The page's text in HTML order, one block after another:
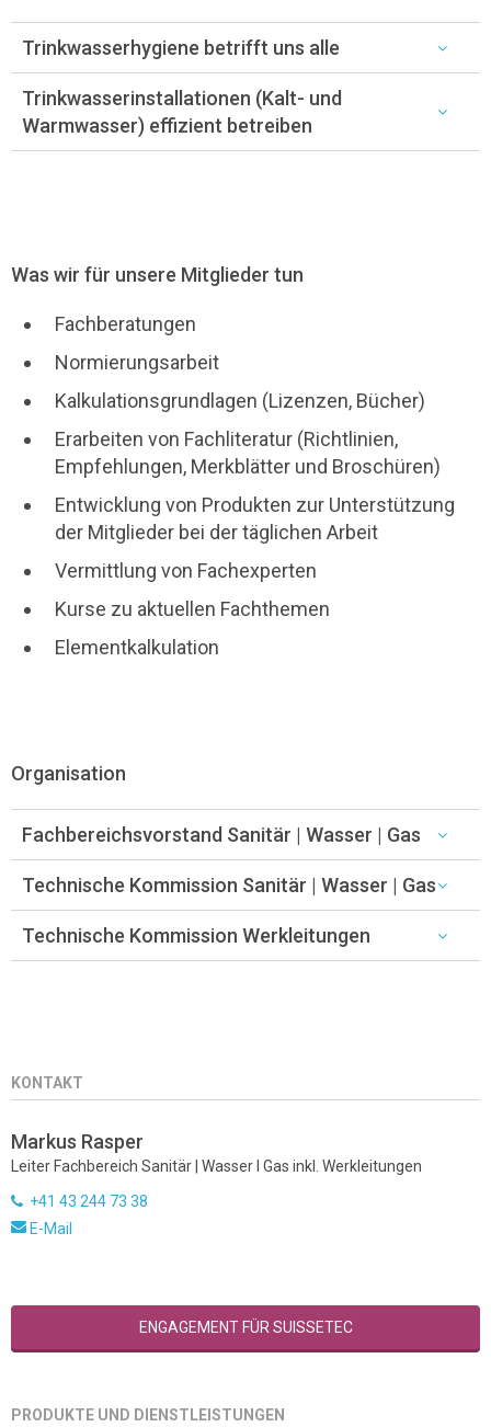
Trinkwasserhygiene betrifft uns alle
Trinkwasserinstallationen (Kalt- und
Warmwasser) effizient betreiben
Was wir für unsere Mitglieder tun
Fachberatungen
Normierungsarbeit
Kalkulationsgrundlagen (Lizenzen, Bücher)
Erarbeiten von Fachliteratur (Richtlinien,
Empfehlungen, Merkblätter und Broschüren)
Entwicklung von Produkten zur Unterstützung
der Mitglieder bei der täglichen Arbeit
Vermittlung von Fachexperten
Kurse zu aktuellen Fachthemen
Elementkalkulation
Organisation
Fachbereichsvorstand Sanitär | Wasser | Gas
Technische Kommission Sanitär | Wasser | Gas
Technische Kommission Werkleitungen
KONTAKT
Markus Rasper
Leiter Fachbereich Sanitär | Wasser I Gas inkl. Werkleitungen
+41 43 244 73 38
E-Mail
ENGAGEMENT FÜR SUISSETEC
PRODUKTE UND DIENSTLEISTUNGEN